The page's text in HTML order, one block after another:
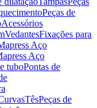
Peças de
Acessórios
VedantesFixações para
Aço
Aço
tuboPontas de
TêsPeças de